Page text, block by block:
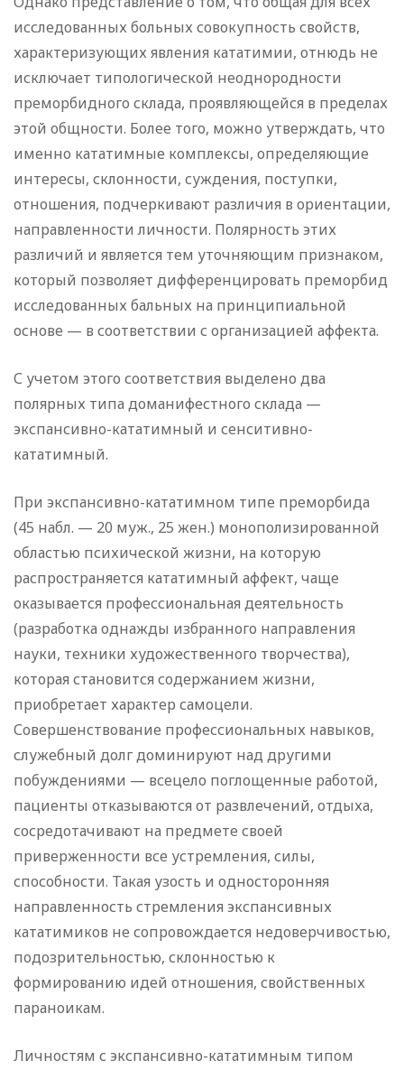
исследованных больных совокупность свойств,
характеризующих явления кататимии, отнюдь не
исключает типологической неоднородности
преморбидного склада, проявляющейся в пределах
этой общности. Более того, можно утверждать, что
именно кататимные комплексы, определяющие
интересы, склонности, суждения, поступки,
отношения, подчеркивают различия в ориентации,
направленности личности. Полярность этих
различий и является тем уточняющим признаком,
который позволяет дифференцировать преморбид
исследованных бальных на принципиальной
основе — в соответствии с организацией аффекта.
С учетом этого соответствия выделено два
полярных типа доманифестного склада —
экспансивно-кататимный и сенситивно-
кататимный.
При экспансивно-кататимном типе преморбида
(45 набл. — 20 муж., 25 жен.) монополизированной
областью психической жизни, на которую
распространяется кататимный аффект, чаще
оказывается профессиональная деятельность
(разработка однажды избранного направления
науки, техники художественного творчества),
которая становится содержанием жизни,
приобретает характер самоцели.
Совершенствование профессиональных навыков,
служебный долг доминируют над другими
побуждениями — всецело поглощенные работой,
пациенты отказываются от развлечений, отдыха,
сосредотачивают на предмете своей
приверженности все устремления, силы,
способности. Такая узость и односторонняя
направленность стремления экспансивных
кататимиков не сопровождается недоверчивостью,
подозрительностью, склонностью к
формированию идей отношения, свойственных
параноикам.
Личностям с экспансивно-кататимным типом